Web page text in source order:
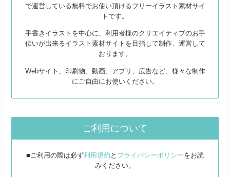
で運営している無料でお使い頂けるフリーイラスト素材サイ
トです。
手書きイラストを中心に、利用者様のクリエイティブのお手
伝いが出来るイラスト素材サイトを目指して制作、運営して
おります。
Webサイト、印刷物、動画、アプリ、広告など、様々な制作
にご自由にお使いください。
ご利用について
■ご利用の際は必ず利用規約 と プライバシーポリシーをお読
みください。